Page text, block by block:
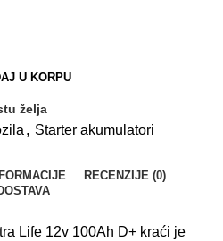
U KORPU
želja
, Starter akumulatori
RECENZIJE (0)
Life 12v 100Ah D+ kraći je